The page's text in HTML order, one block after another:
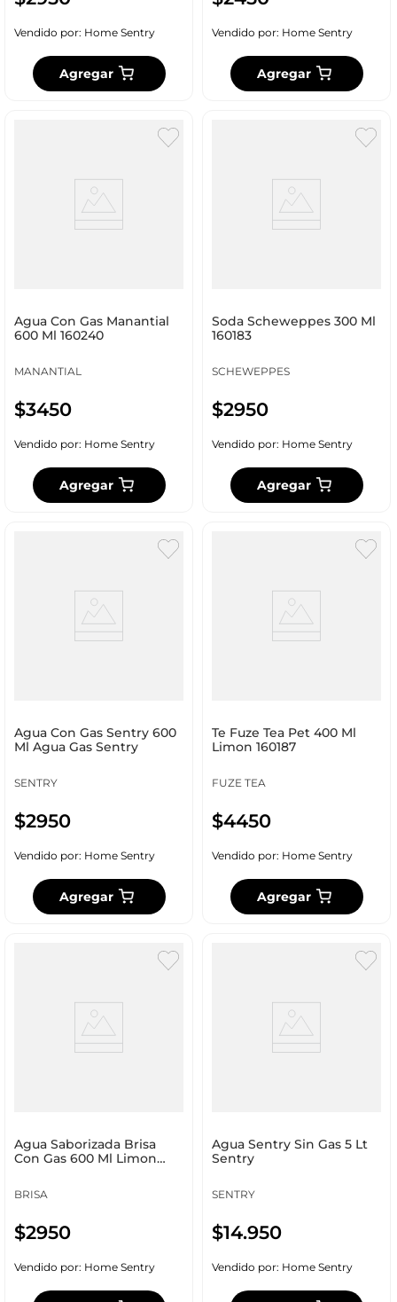
Vendido por: Home Sentry
Agregar
Vendido por: Home Sentry
Agregar
Agua Con Gas Manantial
600 Ml 160240
MANANTIAL
$3450
Vendido por: Home Sentry
Agregar
Soda Scheweppes 300 Ml
160183
SCHEWEPPES
$2950
Vendido por: Home Sentry
Agregar
Agua Con Gas Sentry 600
Ml Agua Gas Sentry
SENTRY
$2950
Vendido por: Home Sentry
Agregar
Te Fuze Tea Pet 400 Ml
Limon 160187
FUZE TEA
$4450
Vendido por: Home Sentry
Agregar
Agua Saborizada Brisa
Con Gas 600 Ml Limon
BRISA
$2950
Vendido por: Home Sentry
Agua Sentry Sin Gas 5 Lt
Sentry
SENTRY
$14.950
Vendido por: Home Sentry